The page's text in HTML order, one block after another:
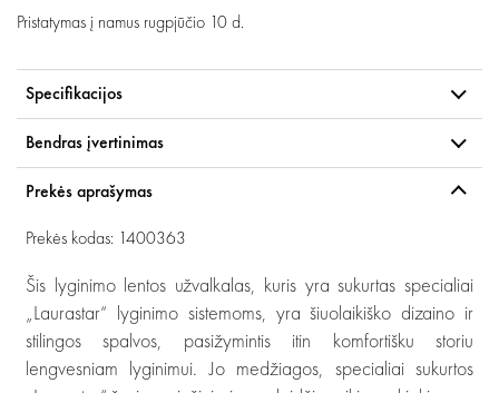
Pristatymas į namus rugpjūčio 10 d.
Specifikacijos
Bendras įvertinimas
Prekės aprašymas
Prekės kodas: 1400363
Šis lyginimo lentos užvalkalas, kuris yra sukurtas specialiai
„Laurastar“ lyginimo sistemoms, yra šiuolaikiško dizaino ir
stilingos spalvos, pasižymintis itin komfortišku storiu
lengvesniam lyginimui. Jo medžiagos, specialiai sukurtos